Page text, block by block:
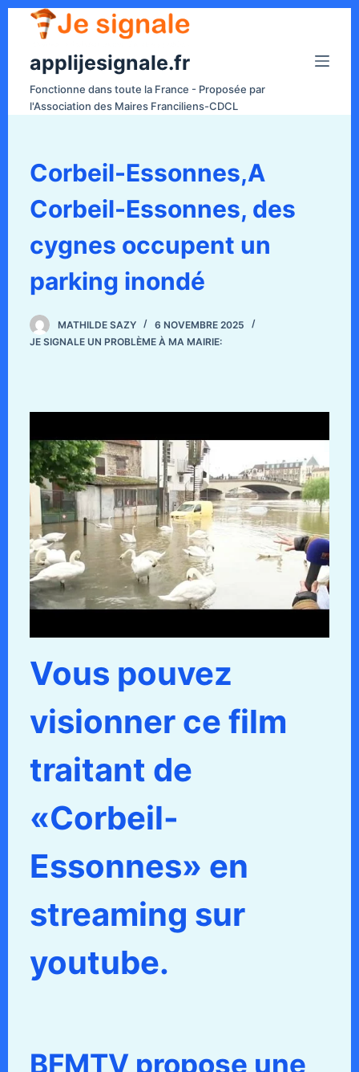
applijesignale.fr
Fonctionne dans toute la France - Proposée par
l'Association des Maires Franciliens-CDCL
Corbeil-Essonnes,A
Corbeil-Essonnes, des
cygnes occupent un
parking inondé
MATHILDE SAZY
6 NOVEMBRE 2025
JE SIGNALE UN PROBLÈME À MA MAIRIE:
Vous pouvez
visionner ce film
traitant de
«Corbeil-
Essonnes» en
streaming sur
youtube.
BFMTV propose une